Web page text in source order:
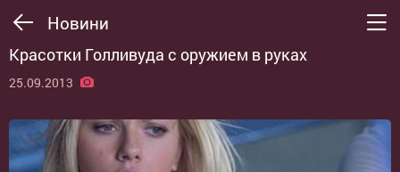
Новини
Красотки Голливуда с оружием в руках
25.09.2013